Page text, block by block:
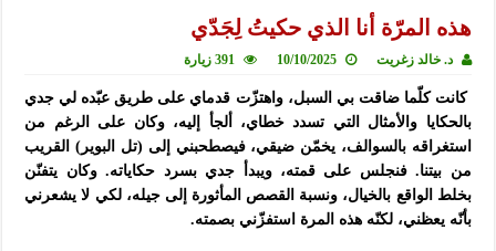
هذه المرّة أنا الذي حكيتُ لِجَدّي
د. خالد زغريت 10/10/2025 391 زيارة
كانت كلّما ضاقت بي السبل، واهتزّت قدماي على طريق عبّده لي جدي
بالحكايا والأمثال التي تسدد خطاي، ألجأ إليه، وكان على الرغم من
استغراقه بالسوالف، يخمّن ضيقي، فيصطحبني إلى (تل البوير) القريب
من بيتنا. فنجلس على قمته، ويبدأ جدي بسرد حكاياته. وكان يتفنّن
بخلط الواقع بالخيال، ونسبة القصص المأثورة إلى جيله، لكي لا يشعرني
بأنّه يعظني، لكنّه هذه المرة استفزّني بصمته.